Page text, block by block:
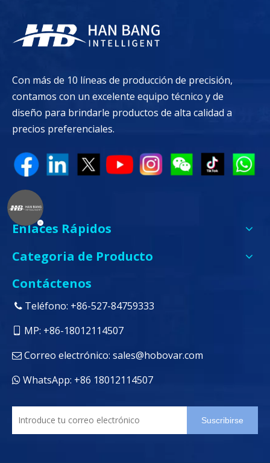
Con más de 10 líneas de producción de precisión,
contamos con un excelente equipo técnico y de
diseño para brindarle productos de alta calidad a
precios preferenciales.
Enlaces Rápidos
Categoria de Producto
Contáctenos
 Teléfono: +86-527-84759333
MP: +86-18012114507
 Correo electrónico: sales@hobovar.com
 WhatsApp: +86 18012114507
Suscribirse